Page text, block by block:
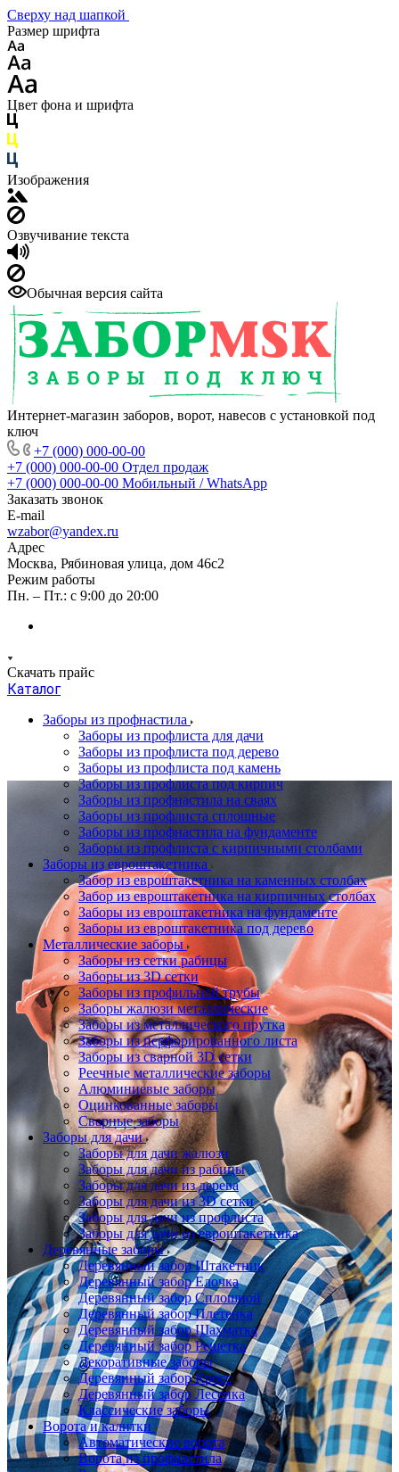
Сверху над шапкой
Размер шрифта
Цвет фона и шрифта
Изображения
Озвучивание текста
Обычная версия сайта
Интернет-магазин заборов, ворот, навесов с установкой под
ключ
+7 (000) 000-00-00
+7 (000) 000-00-00 Отдел продаж
+7 (000) 000-00-00 Мобильный / WhatsApp
Заказать звонок
E-mail
wzabor@yandex.ru
Адрес
Москва, Рябиновая улица, дом 46с2
Режим работы
Пн. – Пт.: с 9:00 до 20:00
Скачать прайс
Каталог
Заборы из профнастила
Заборы из профлиста для дачи
Заборы из профлиста под дерево
Заборы из профлиста под камень
Заборы из профлиста под кирпич
Заборы из профнастила на сваях
Заборы из профлиста сплошные
Заборы из профнастила на фундаменте
Заборы из профлиста с кирпичными столбами
Заборы из евроштакетника
Забор из евроштакетника на каменных столбах
Забор из евроштакетника на кирпичных столбах
Заборы из евроштакетника на фундаменте
Заборы из евроштакетника под дерево
Металлические заборы
Заборы из сетки рабицы
Заборы из 3D сетки
Заборы из профильной трубы
Заборы жалюзи металлические
Заборы из металлического прутка
Заборы из перфорированного листа
Заборы из сварной 3D сетки
Реечные металлические заборы
Алюминиевые заборы
Оцинкованные заборы
Сварные заборы
Заборы для дачи
Заборы для дачи жалюзи
Заборы для дачи из рабицы
Заборы для дачи из дерева
Заборы для дачи из 3D сетки
Заборы для дачи из профлиста
Заборы для дачи из евроштакетника
Деревянные заборы
Деревянный забор Штакетник
Деревянный забор Елочка
Деревянный забор Сплошной
Деревянный забор Плетенка
Деревянный забор Шахматка
Деревянный забор Решетка
Декоративные заборы
Деревянный забор Кросс
Деревянный забор Лесенка
Классические заборы
Ворота и калитки
Автоматические ворота
Ворота из профнастила